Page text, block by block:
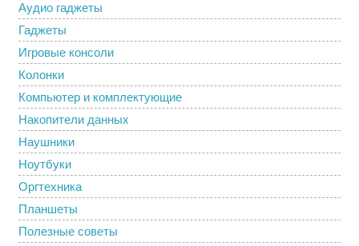
Аудио гаджеты
Гаджеты
Игровые консоли
Колонки
Компьютер и комплектующие
Накопители данных
Наушники
Ноутбуки
Оргтехника
Планшеты
Полезные советы